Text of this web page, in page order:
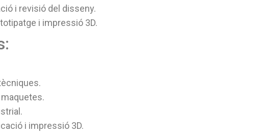
i revisió del disseny.
i impressió 3D.
i impressió 3D.